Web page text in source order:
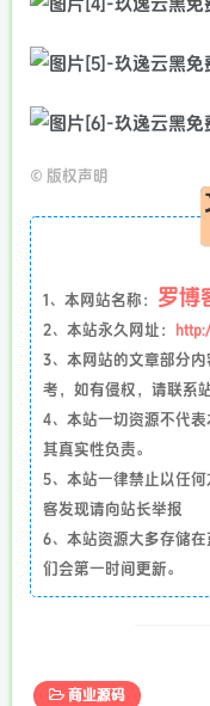
© 版权声明
1、本网站名称： 罗博
2、本站永久网址：
3、本网站的文章部分
考，如有侵权，请联系
4、本站一切资源不代
其真实性负责。
5、本站一律禁止以任
客发现请向站长举报
6、本站资源大多存储
们会第一时间更新。
商业源码